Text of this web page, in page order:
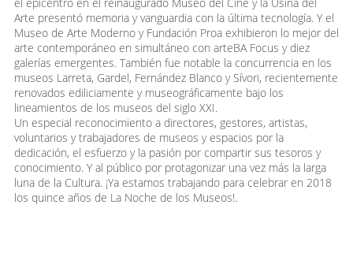
el epicentro en el reinaugurado Museo del Cine y la Usina del
Arte presentó memoria y vanguardia con la última tecnología. Y el
Museo de Arte Moderno y Fundación Proa exhibieron lo mejor del
arte contemporáneo en simultáneo con arteBA Focus y diez
galerías emergentes. También fue notable la concurrencia en los
museos Larreta, Gardel, Fernández Blanco y Sívori, recientemente
renovados ediliciamente y museográficamente bajo los
lineamientos de los museos del siglo XXI.
Un especial reconocimiento a directores, gestores, artistas,
voluntarios y trabajadores de museos y espacios por la
dedicación, el esfuerzo y la pasión por compartir sus tesoros y
conocimiento. Y al público por protagonizar una vez más la larga
luna de la Cultura. ¡Ya estamos trabajando para celebrar en 2018
los quince años de La Noche de los Museos!.